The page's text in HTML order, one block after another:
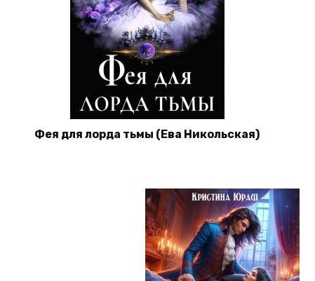
Фея для лорда тьмы (Ева Никольская)